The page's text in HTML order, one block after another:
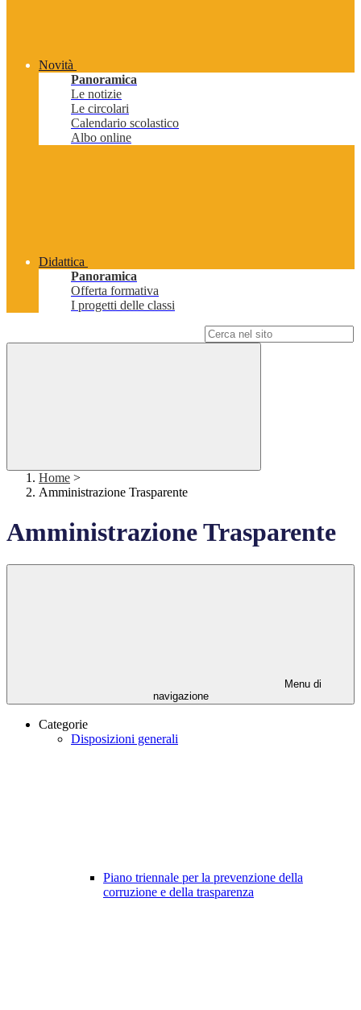
Novità
Panoramica
Le notizie
Le circolari
Calendario scolastico
Albo online
Didattica
Panoramica
Offerta formativa
I progetti delle classi
Home >
Amministrazione Trasparente
Amministrazione Trasparente
Menu di
navigazione
Categorie
Disposizioni generali
Piano triennale per la prevenzione della
corruzione e della trasparenza